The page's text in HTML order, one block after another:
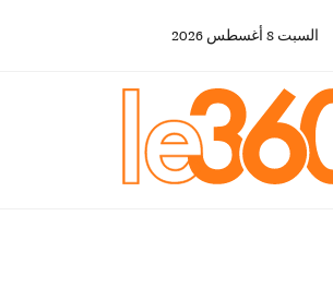
السبت 8 أغسطس 2026